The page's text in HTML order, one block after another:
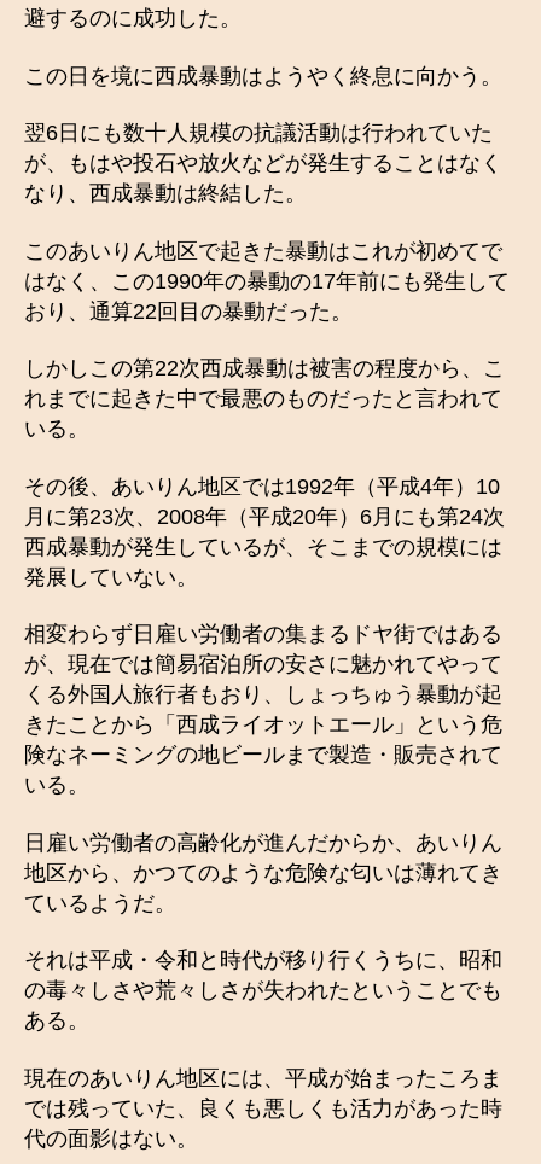
避するのに成功した。
この日を境に西成暴動はようやく終息に向かう。
翌6日にも数十人規模の抗議活動は行われていた
が、もはや投石や放火などが発生することはなく
なり、西成暴動は終結した。
このあいりん地区で起きた暴動はこれが初めてで
はなく、この1990年の暴動の17年前にも発生して
おり、通算22回目の暴動だった。
しかしこの第22次西成暴動は被害の程度から、こ
れまでに起きた中で最悪のものだったと言われて
いる。
その後、あいりん地区では1992年（平成4年）10
月に第23次、2008年（平成20年）6月にも第24次
西成暴動が発生しているが、そこまでの規模には
発展していない。
相変わらず日雇い労働者の集まるドヤ街ではある
が、現在では簡易宿泊所の安さに魅かれてやって
くる外国人旅行者もおり、しょっちゅう暴動が起
きたことから「西成ライオットエール」という危
険なネーミングの地ビールまで製造・販売されて
いる。
日雇い労働者の高齢化が進んだからか、あいりん
地区から、かつてのような危険な匂いは薄れてき
ているようだ。
それは平成・令和と時代が移り行くうちに、昭和
の毒々しさや荒々しさが失われたということでも
ある。
現在のあいりん地区には、平成が始まったころま
では残っていた、良くも悪しくも活力があった時
代の面影はない。